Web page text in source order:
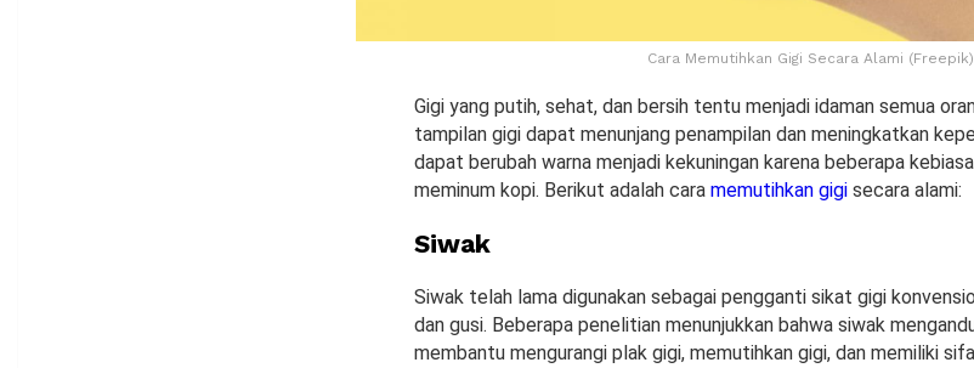
Cara Memutihkan Gigi Secara Alami (Freepik)
Gigi yang putih, sehat, dan bersih tentu menjadi idaman semua
tampilan gigi dapat menunjang penampilan dan meningkatkan
dapat berubah warna menjadi kekuningan karena beberapa
meminum kopi. Berikut adalah cara memutihkan gigi secara alami:
Siwak
Siwak telah lama digunakan sebagai pengganti sikat gigi
dan gusi. Beberapa penelitian menunjukkan bahwa siwak
membantu mengurangi plak gigi, memutihkan gigi, dan memiliki